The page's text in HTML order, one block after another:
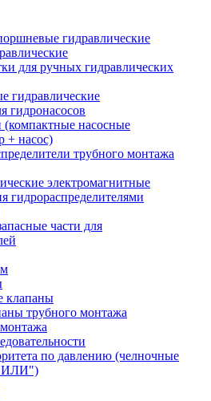
гидравлические
для ручных гидравлических
гидравлические
гидронасосов
насосные
+ насос)
трубного монтажа
электромагнитные
гидрораспределителями
части для
клапаны
трубного монтажа
по давлению (челночные
"ИЛИ")